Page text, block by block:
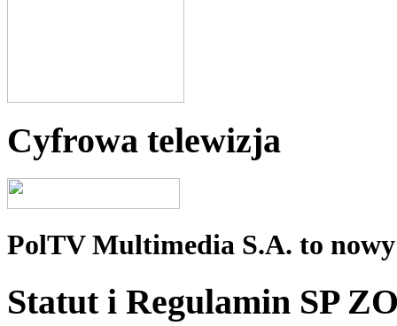
Cyfrowa telewizja
PolTV Multimedia S.A. to
Statut i Regulamin SP